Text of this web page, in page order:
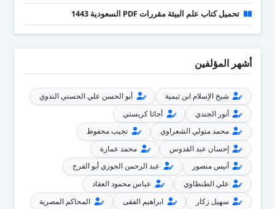
تحميل كتاب علم البيئة مقررات PDF السعودية 1443
أشهر المؤلفين
شيخ الإسلام ابن تيمية
أبو الحسن علي الحسني الندوي
أنور الجندي
أجاثا كريستي
محمد متولي الشعراوي
نجيب محفوظ
إحسان عبد القدوس
محمد عمارة
أنيس منصور
عبد الرحمن الجوزي أبو الفرج
علي الطنطاوي
عباس محمود العقاد
سهيل زكار
ابراهيم الفقى المحاكم المصرية